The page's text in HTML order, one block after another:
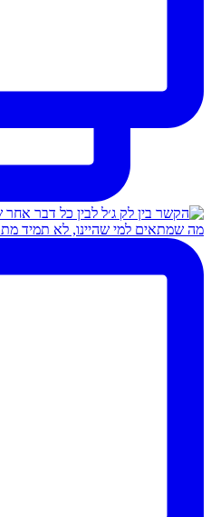
מה שמתאים למי שהיינו, לא תמיד